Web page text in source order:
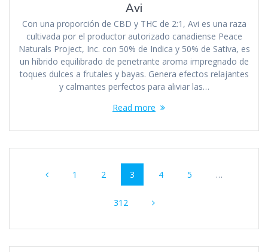
Avi
Con una proporción de CBD y THC de 2:1, Avi es una raza
cultivada por el productor autorizado canadiense Peace
Naturals Project, Inc. con 50% de Indica y 50% de Sativa, es
un híbrido equilibrado de penetrante aroma impregnado de
toques dulces a frutales y bayas. Genera efectos relajantes
y calmantes perfectos para aliviar las…
Read more
navigation
Page
1 Page
2 Page
3 Page
4 Page
5 …
Page
312